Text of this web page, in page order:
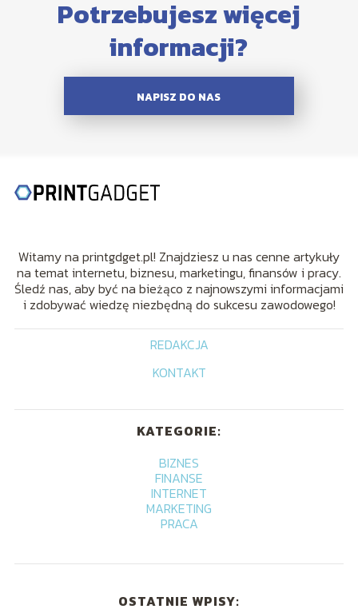
Potrzebujesz więcej
informacji?
NAPISZ DO NAS
Witamy na printgdget.pl! Znajdziesz u nas cenne artykuły
na temat internetu, biznesu, marketingu, finansów i pracy.
Śledź nas, aby być na bieżąco z najnowszymi informacjami
i zdobywać wiedzę niezbędną do sukcesu zawodowego!
REDAKCJA
KONTAKT
KATEGORIE:
BIZNES
FINANSE
INTERNET
MARKETING
PRACA
OSTATNIE WPISY: